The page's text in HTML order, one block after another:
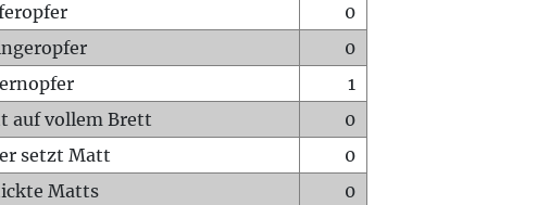
0
0
1
auf vollem Brett
0
setzt Matt
0
Matts
0